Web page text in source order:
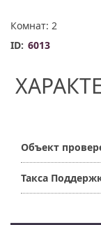
Комнат: 2
ID: 6013
Объект
Такса